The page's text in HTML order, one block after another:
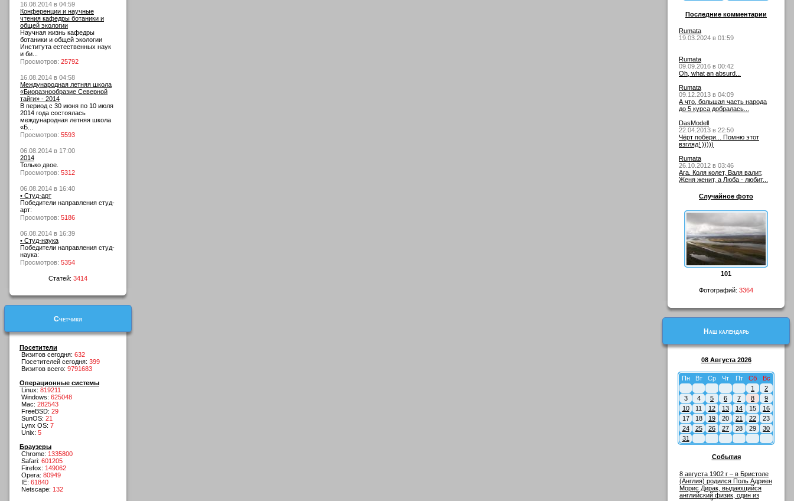
16.08.2014 в 04:59
Конференции и научные
чтения кафедры ботаники и
общей экологии
Научная жизнь кафедры
ботаники и общей экологии
Института естественных наук
и би...
Просмотров: 25792
16.08.2014 в 04:58
Международная летняя школа
«Биоразнообразие Северной
тайги» - 2014
В период с 30 июня по 10 июля
2014 года состоялась
международная летняя школа
«Б...
Просмотров: 5593
06.08.2014 в 17:00
2014
Только двое.
Просмотров: 5312
06.08.2014 в 16:40
• Студ-арт
Победители направления студ-
арт:
Просмотров: 5186
06.08.2014 в 16:39
• Студ-наука
Победители направления студ-
наука:
Просмотров: 5354
Статей: 3414
Счетчики
Посетители
Визитов сегодня: 632
Посетителей сегодня: 399
Визитов всего: 9791683
Операционные системы
Linux: 819211
Windows: 625048
Mac: 282543
FreeBSD: 29
SunOS: 21
Lynx OS: 7
Unix: 5
Браузеры
Chrome: 1335800
Safari: 601205
Firefox: 149062
Opera: 80949
IE: 61840
Netscape: 132
Последние комментарии
Rumata
19.03.2024 в 01:59
Rumata
09.09.2016 в 00:42
Oh, what an absurd...
Rumata
09.12.2013 в 04:09
А что, большая часть народа
до 5 курса добралась...
DasModell
22.04.2013 в 22:50
Чёрт побери... Помню этот
взгляд! )))))
Rumata
26.10.2012 в 03:46
Ага. Коля колет, Валя валит,
Женя женит, а Люба - любит...
Случайное фото
101
Фотографий: 3364
Наш календарь
08 Августа 2026
Пн Вт Ср Чт Пт Сб
Вс
1
2
3
4 5 6 7 8
9
10
11 12 13 14 15
16
17
18 19 20 21 22
23
24
25 26 27 28 29
30
31
События
8 августа 1902 г – в Бристоле
(Англия) родился Поль Адриен
Морис Дирак, выдающийся
английский физик, один из